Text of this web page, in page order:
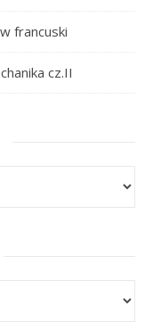
francuski
cz.II